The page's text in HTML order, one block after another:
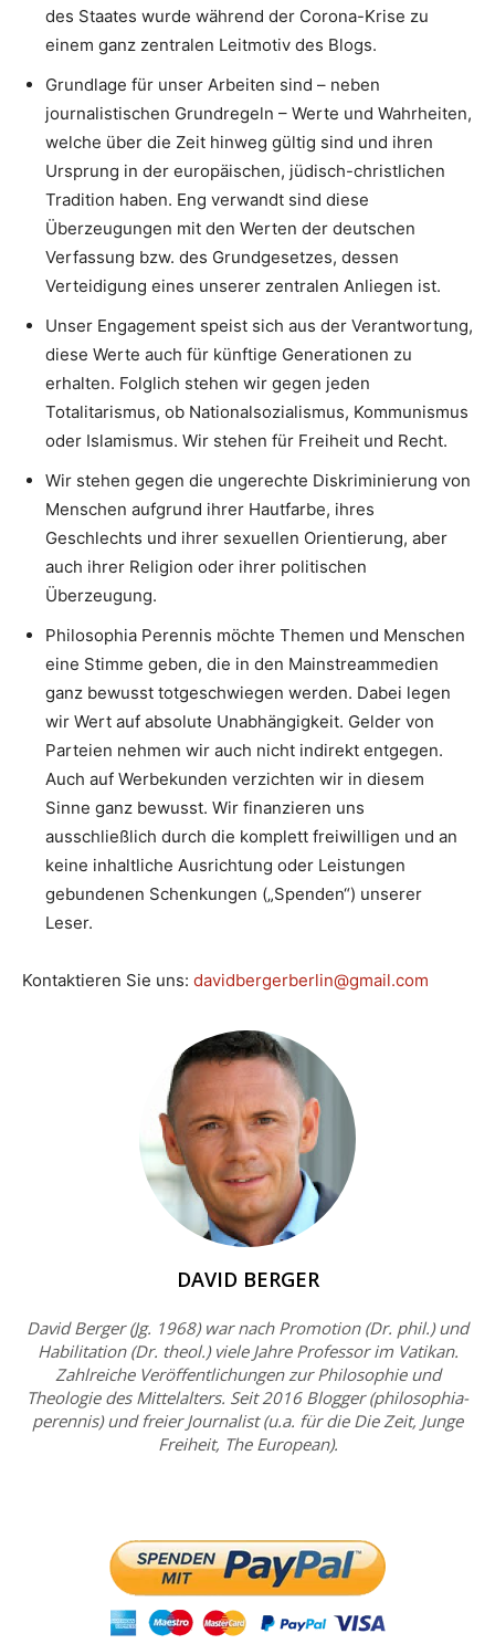
des Staates wurde während der Corona-Krise zu
einem ganz zentralen Leitmotiv des Blogs.
Grundlage für unser Arbeiten sind – neben
journalistischen Grundregeln – Werte und Wahrheiten,
welche über die Zeit hinweg gültig sind und ihren
Ursprung in der europäischen, jüdisch-christlichen
Tradition haben. Eng verwandt sind diese
Überzeugungen mit den Werten der deutschen
Verfassung bzw. des Grundgesetzes, dessen
Verteidigung eines unserer zentralen Anliegen ist.
Unser Engagement speist sich aus der Verantwortung,
diese Werte auch für künftige Generationen zu
erhalten. Folglich stehen wir gegen jeden
Totalitarismus, ob Nationalsozialismus, Kommunismus
oder Islamismus. Wir stehen für Freiheit und Recht.
Wir stehen gegen die ungerechte Diskriminierung von
Menschen aufgrund ihrer Hautfarbe, ihres
Geschlechts und ihrer sexuellen Orientierung, aber
auch ihrer Religion oder ihrer politischen
Überzeugung.
Philosophia Perennis möchte Themen und Menschen
eine Stimme geben, die in den Mainstreammedien
ganz bewusst totgeschwiegen werden. Dabei legen
wir Wert auf absolute Unabhängigkeit. Gelder von
Parteien nehmen wir auch nicht indirekt entgegen.
Auch auf Werbekunden verzichten wir in diesem
Sinne ganz bewusst. Wir finanzieren uns
ausschließlich durch die komplett freiwilligen und an
keine inhaltliche Ausrichtung oder Leistungen
gebundenen Schenkungen („Spenden“) unserer
Leser.
Kontaktieren Sie uns: davidbergerberlin@gmail.com
DAVID BERGER
David Berger (Jg. 1968) war nach Promotion (Dr. phil.) und
Habilitation (Dr. theol.) viele Jahre Professor im Vatikan.
Zahlreiche Veröffentlichungen zur Philosophie und
Theologie des Mittelalters. Seit 2016 Blogger (philosophia-
perennis) und freier Journalist (u.a. für die Die Zeit, Junge
Freiheit, The European).